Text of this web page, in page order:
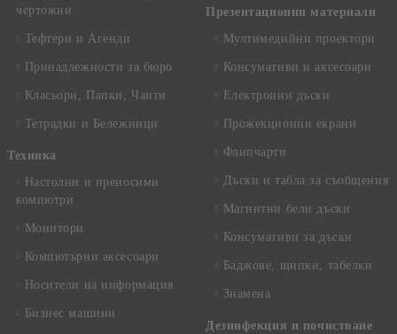
чертожни
Тефтери и Агенди
Принадлежности за бюро
Класьори, Папки, Чанти
Тетрадки и Бележници
Техника
Настолни и преносими
компютри
Монитори
Компютърни аксесоари
Носители на информация
Бизнес машини
Презентационни материали
Мултимедийни проектори
Консумативи и аксесоари
Електронни дъски
Прожекционни екрани
Флипчарти
Дъски и табла за съобщения
Магнитни бели дъски
Консумативи за дъски
Баджове, щипки, табелки
Знамена
Дезинфекция и почистване